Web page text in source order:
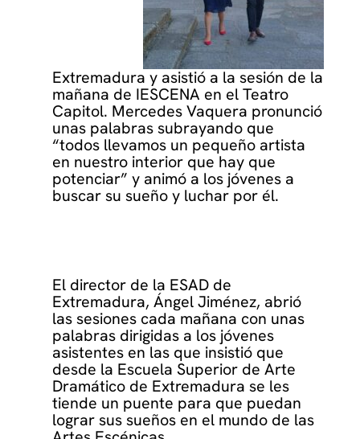
Extremadura y asistió a la sesión de la
mañana de IESCENA en el Teatro
Capitol. Mercedes Vaquera pronunció
unas palabras subrayando que
“todos llevamos un pequeño artista
en nuestro interior que hay que
potenciar” y animó a los jóvenes a
buscar su sueño y luchar por él.
El director de la ESAD de
Extremadura, Ángel Jiménez, abrió
las sesiones cada mañana con unas
palabras dirigidas a los jóvenes
asistentes en las que insistió que
desde la Escuela Superior de Arte
Dramático de Extremadura se les
tiende un puente para que puedan
lograr sus sueños en el mundo de las